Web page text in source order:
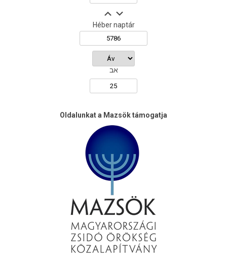
Héber naptár
אב
Oldalunkat a Mazsök támogatja